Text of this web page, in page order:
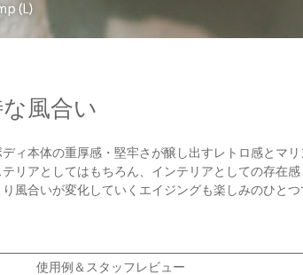
風合い
ィ本体の重厚感・堅牢さが醸し出すレトロ感とマ
リアとしてはもちろん、インテリアとしての存在感
風合いが変化していくエイジングも楽しみのひとつ
使用例＆スタッフレビュー